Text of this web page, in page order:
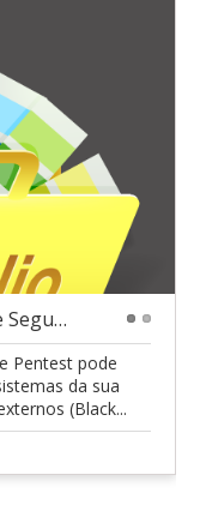
"Proteja Sua Empresa: Testes de Segurança Cibernét
Pentest pode
da sua
(Black...